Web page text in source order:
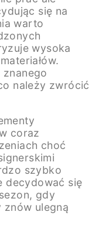
się na
warto
wysoka
znanego
należy zwrócić
coraz
choć
szybko
decydować się
gdy
ulegną